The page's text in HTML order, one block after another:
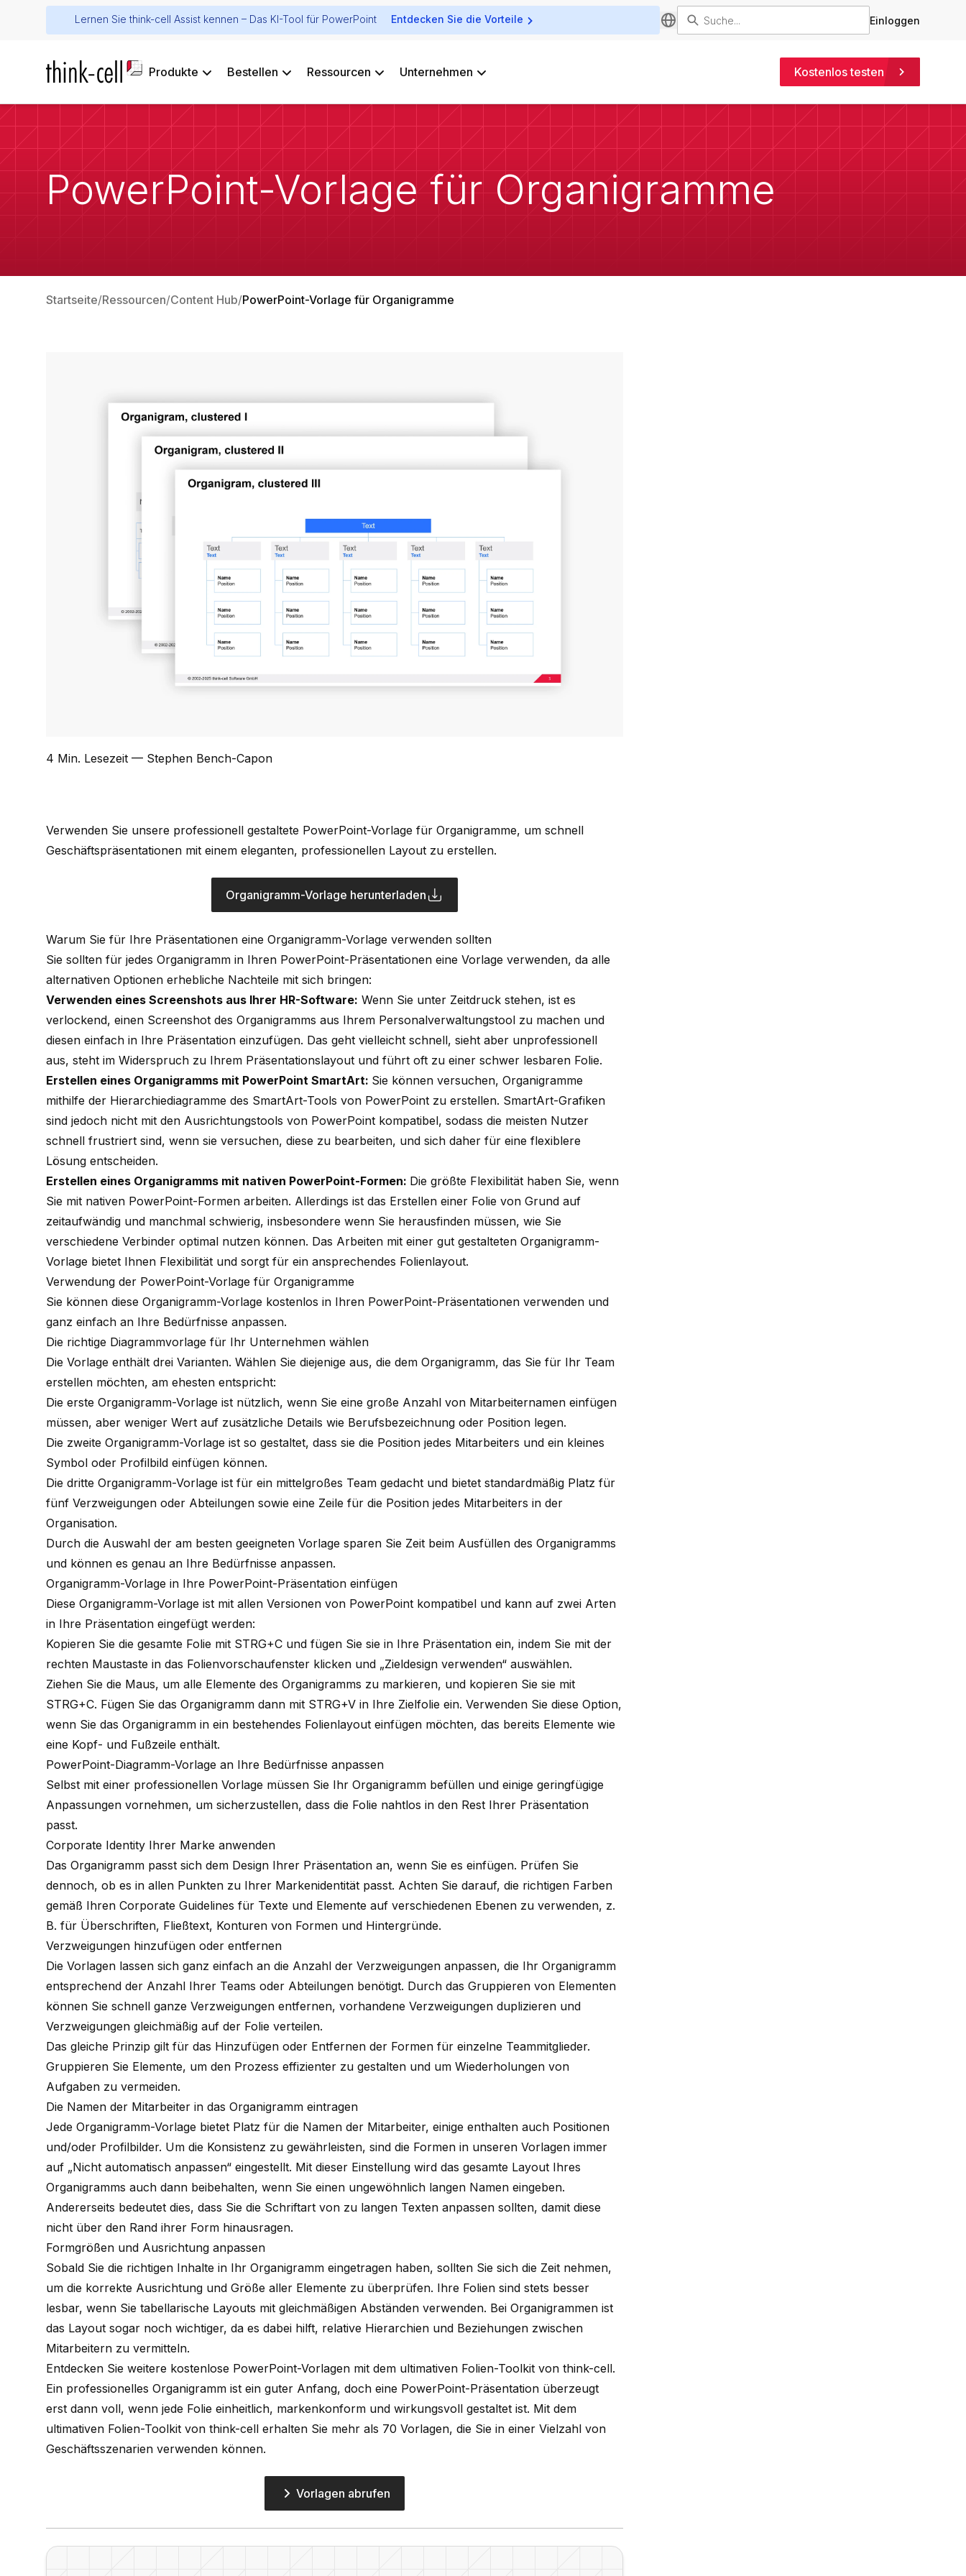
Lernen Sie think-cell Assist kennen – Das KI-Tool für PowerPoint Entdecken Sie die Vorteile Einloggen
Produkte Bestellen Ressourcen Unternehmen Kostenlos testen
PowerPoint-Vorlage für Organigramme
Startseite Ressourcen Content Hub PowerPoint-Vorlage für Organigramme
4 Min. Lesezeit — Stephen Bench-Capon
Verwenden Sie unsere professionell gestaltete PowerPoint-Vorlage für Organigramme, um schnell
Geschäftspräsentationen mit einem eleganten, professionellen Layout zu erstellen.
Organigramm-Vorlage herunterladen
Warum Sie für Ihre Präsentationen eine Organigramm-Vorlage verwenden sollten
Sie sollten für jedes Organigramm in Ihren PowerPoint-Präsentationen eine Vorlage verwenden, da alle
alternativen Optionen erhebliche Nachteile mit sich bringen:
Verwenden eines Screenshots aus Ihrer HR-Software: Wenn Sie unter Zeitdruck stehen, ist es
verlockend, einen Screenshot des Organigramms aus Ihrem Personalverwaltungstool zu machen und
diesen einfach in Ihre Präsentation einzufügen. Das geht vielleicht schnell, sieht aber unprofessionell
aus, steht im Widerspruch zu Ihrem Präsentationslayout und führt oft zu einer schwer lesbaren Folie.
Erstellen eines Organigramms mit PowerPoint SmartArt: Sie können versuchen, Organigramme
mithilfe der Hierarchiediagramme des SmartArt-Tools von PowerPoint zu erstellen. SmartArt-Grafiken
sind jedoch nicht mit den Ausrichtungstools von PowerPoint kompatibel, sodass die meisten Nutzer
schnell frustriert sind, wenn sie versuchen, diese zu bearbeiten, und sich daher für eine flexiblere
Lösung entscheiden.
Erstellen eines Organigramms mit nativen PowerPoint-Formen: Die größte Flexibilität haben Sie, wenn
Sie mit nativen PowerPoint-Formen arbeiten. Allerdings ist das Erstellen einer Folie von Grund auf
zeitaufwändig und manchmal schwierig, insbesondere wenn Sie herausfinden müssen, wie Sie
verschiedene Verbinder optimal nutzen können. Das Arbeiten mit einer gut gestalteten Organigramm-
Vorlage bietet Ihnen Flexibilität und sorgt für ein ansprechendes Folienlayout.
Verwendung der PowerPoint-Vorlage für Organigramme
Sie können diese Organigramm-Vorlage kostenlos in Ihren PowerPoint-Präsentationen verwenden und
ganz einfach an Ihre Bedürfnisse anpassen.
Die richtige Diagrammvorlage für Ihr Unternehmen wählen
Die Vorlage enthält drei Varianten. Wählen Sie diejenige aus, die dem Organigramm, das Sie für Ihr Team
erstellen möchten, am ehesten entspricht:
Die erste Organigramm-Vorlage ist nützlich, wenn Sie eine große Anzahl von Mitarbeiternamen einfügen
müssen, aber weniger Wert auf zusätzliche Details wie Berufsbezeichnung oder Position legen.
Die zweite Organigramm-Vorlage ist so gestaltet, dass sie die Position jedes Mitarbeiters und ein kleines
Symbol oder Profilbild einfügen können.
Die dritte Organigramm-Vorlage ist für ein mittelgroßes Team gedacht und bietet standardmäßig Platz für
fünf Verzweigungen oder Abteilungen sowie eine Zeile für die Position jedes Mitarbeiters in der
Organisation.
Durch die Auswahl der am besten geeigneten Vorlage sparen Sie Zeit beim Ausfüllen des Organigramms
und können es genau an Ihre Bedürfnisse anpassen.
Organigramm-Vorlage in Ihre PowerPoint-Präsentation einfügen
Diese Organigramm-Vorlage ist mit allen Versionen von PowerPoint kompatibel und kann auf zwei Arten
in Ihre Präsentation eingefügt werden:
Kopieren Sie die gesamte Folie mit STRG+C und fügen Sie sie in Ihre Präsentation ein, indem Sie mit der
rechten Maustaste in das Folienvorschaufenster klicken und „Zieldesign verwenden“ auswählen.
Ziehen Sie die Maus, um alle Elemente des Organigramms zu markieren, und kopieren Sie sie mit
STRG+C. Fügen Sie das Organigramm dann mit STRG+V in Ihre Zielfolie ein. Verwenden Sie diese Option,
wenn Sie das Organigramm in ein bestehendes Folienlayout einfügen möchten, das bereits Elemente wie
eine Kopf- und Fußzeile enthält.
PowerPoint-Diagramm-Vorlage an Ihre Bedürfnisse anpassen
Selbst mit einer professionellen Vorlage müssen Sie Ihr Organigramm befüllen und einige geringfügige
Anpassungen vornehmen, um sicherzustellen, dass die Folie nahtlos in den Rest Ihrer Präsentation
passt.
Corporate Identity Ihrer Marke anwenden
Das Organigramm passt sich dem Design Ihrer Präsentation an, wenn Sie es einfügen. Prüfen Sie
dennoch, ob es in allen Punkten zu Ihrer Markenidentität passt. Achten Sie darauf, die richtigen Farben
gemäß Ihren Corporate Guidelines für Texte und Elemente auf verschiedenen Ebenen zu verwenden, z.
B. für Überschriften, Fließtext, Konturen von Formen und Hintergründe.
Verzweigungen hinzufügen oder entfernen
Die Vorlagen lassen sich ganz einfach an die Anzahl der Verzweigungen anpassen, die Ihr Organigramm
entsprechend der Anzahl Ihrer Teams oder Abteilungen benötigt. Durch das Gruppieren von Elementen
können Sie schnell ganze Verzweigungen entfernen, vorhandene Verzweigungen duplizieren und
Verzweigungen gleichmäßig auf der Folie verteilen.
Das gleiche Prinzip gilt für das Hinzufügen oder Entfernen der Formen für einzelne Teammitglieder.
Gruppieren Sie Elemente, um den Prozess effizienter zu gestalten und um Wiederholungen von
Aufgaben zu vermeiden.
Die Namen der Mitarbeiter in das Organigramm eintragen
Jede Organigramm-Vorlage bietet Platz für die Namen der Mitarbeiter, einige enthalten auch Positionen
und/oder Profilbilder. Um die Konsistenz zu gewährleisten, sind die Formen in unseren Vorlagen immer
auf „Nicht automatisch anpassen“ eingestellt. Mit dieser Einstellung wird das gesamte Layout Ihres
Organigramms auch dann beibehalten, wenn Sie einen ungewöhnlich langen Namen eingeben.
Andererseits bedeutet dies, dass Sie die Schriftart von zu langen Texten anpassen sollten, damit diese
nicht über den Rand ihrer Form hinausragen.
Formgrößen und Ausrichtung anpassen
Sobald Sie die richtigen Inhalte in Ihr Organigramm eingetragen haben, sollten Sie sich die Zeit nehmen,
um die korrekte Ausrichtung und Größe aller Elemente zu überprüfen. Ihre Folien sind stets besser
lesbar, wenn Sie tabellarische Layouts mit gleichmäßigen Abständen verwenden. Bei Organigrammen ist
das Layout sogar noch wichtiger, da es dabei hilft, relative Hierarchien und Beziehungen zwischen
Mitarbeitern zu vermitteln.
Entdecken Sie weitere kostenlose PowerPoint-Vorlagen mit dem ultimativen Folien-Toolkit von think-cell.
Ein professionelles Organigramm ist ein guter Anfang, doch eine PowerPoint-Präsentation überzeugt
erst dann voll, wenn jede Folie einheitlich, markenkonform und wirkungsvoll gestaltet ist. Mit dem
ultimativen Folien-Toolkit von think-cell erhalten Sie mehr als 70 Vorlagen, die Sie in einer Vielzahl von
Geschäftsszenarien verwenden können.
Vorlagen abrufen